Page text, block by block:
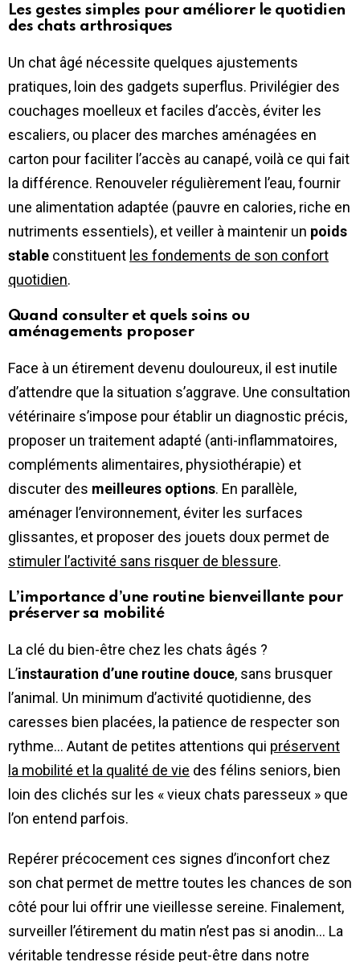
Les gestes simples pour améliorer le quotidien
des chats arthrosiques
Un chat âgé nécessite quelques ajustements
pratiques, loin des gadgets superflus. Privilégier des
couchages moelleux et faciles d’accès, éviter les
escaliers, ou placer des marches aménagées en
carton pour faciliter l’accès au canapé, voilà ce qui fait
la différence. Renouveler régulièrement l’eau, fournir
une alimentation adaptée (pauvre en calories, riche en
nutriments essentiels), et veiller à maintenir un poids
stable constituent les fondements de son confort
quotidien.
Quand consulter et quels soins ou
aménagements proposer
Face à un étirement devenu douloureux, il est inutile
d’attendre que la situation s’aggrave. Une consultation
vétérinaire s’impose pour établir un diagnostic précis,
proposer un traitement adapté (anti-inflammatoires,
compléments alimentaires, physiothérapie) et
discuter des meilleures options. En parallèle,
aménager l’environnement, éviter les surfaces
glissantes, et proposer des jouets doux permet de
stimuler l’activité sans risquer de blessure.
L’importance d’une routine bienveillante pour
préserver sa mobilité
La clé du bien-être chez les chats âgés ?
L’instauration d’une routine douce, sans brusquer
l’animal. Un minimum d’activité quotidienne, des
caresses bien placées, la patience de respecter son
rythme… Autant de petites attentions qui préservent
la mobilité et la qualité de vie des félins seniors, bien
loin des clichés sur les « vieux chats paresseux » que
l’on entend parfois.
Repérer précocement ces signes d’inconfort chez
son chat permet de mettre toutes les chances de son
côté pour lui offrir une vieillesse sereine. Finalement,
surveiller l’étirement du matin n’est pas si anodin… La
véritable tendresse réside peut-être dans notre